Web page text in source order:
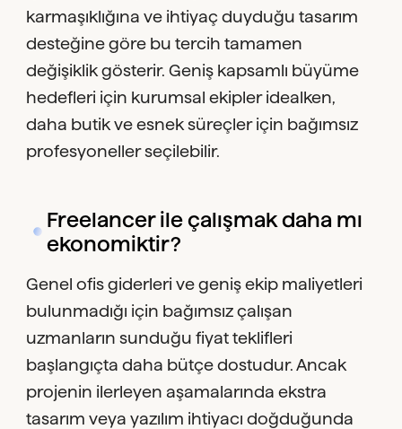
karmaşıklığına ve ihtiyaç duyduğu tasarım
desteğine göre bu tercih tamamen
değişiklik gösterir. Geniş kapsamlı büyüme
hedefleri için kurumsal ekipler idealken,
daha butik ve esnek süreçler için bağımsız
profesyoneller seçilebilir.
Freelancer ile çalışmak daha mı
ekonomiktir?
Genel ofis giderleri ve geniş ekip maliyetleri
bulunmadığı için bağımsız çalışan
uzmanların sunduğu fiyat teklifleri
başlangıçta daha bütçe dostudur. Ancak
projenin ilerleyen aşamalarında ekstra
tasarım veya yazılım ihtiyacı doğduğunda